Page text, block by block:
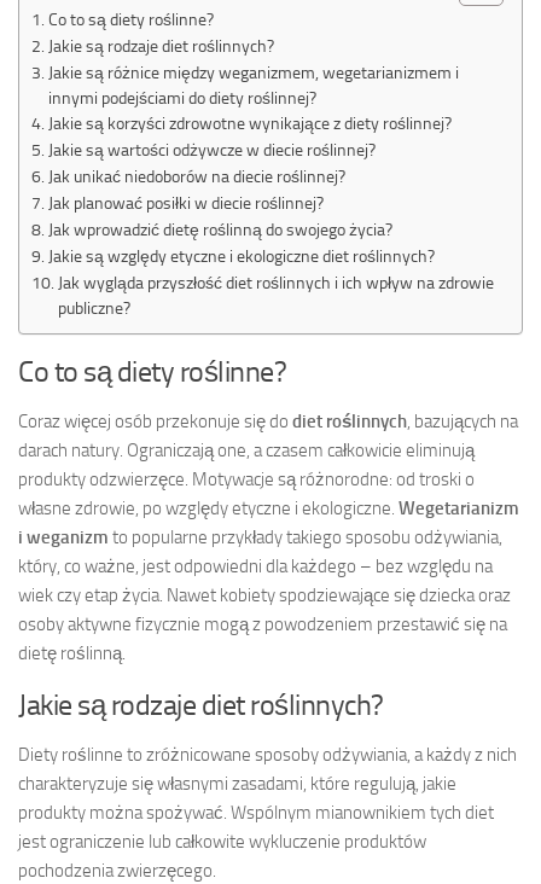
Co to są diety roślinne?
Jakie są rodzaje diet roślinnych?
Jakie są różnice między weganizmem, wegetarianizmem i
innymi podejściami do diety roślinnej?
Jakie są korzyści zdrowotne wynikające z diety roślinnej?
Jakie są wartości odżywcze w diecie roślinnej?
Jak unikać niedoborów na diecie roślinnej?
Jak planować posiłki w diecie roślinnej?
Jak wprowadzić dietę roślinną do swojego życia?
Jakie są względy etyczne i ekologiczne diet roślinnych?
Jak wygląda przyszłość diet roślinnych i ich wpływ na zdrowie
publiczne?
Co to są diety roślinne?
Coraz więcej osób przekonuje się do diet roślinnych, bazujących na
darach natury. Ograniczają one, a czasem całkowicie eliminują
produkty odzwierzęce. Motywacje są różnorodne: od troski o
własne zdrowie, po względy etyczne i ekologiczne. Wegetarianizm
i weganizm to popularne przykłady takiego sposobu odżywiania,
który, co ważne, jest odpowiedni dla każdego – bez względu na
wiek czy etap życia. Nawet kobiety spodziewające się dziecka oraz
osoby aktywne fizycznie mogą z powodzeniem przestawić się na
dietę roślinną.
Jakie są rodzaje diet roślinnych?
Diety roślinne to zróżnicowane sposoby odżywiania, a każdy z nich
charakteryzuje się własnymi zasadami, które regulują, jakie
produkty można spożywać. Wspólnym mianownikiem tych diet
jest ograniczenie lub całkowite wykluczenie produktów
pochodzenia zwierzęcego.